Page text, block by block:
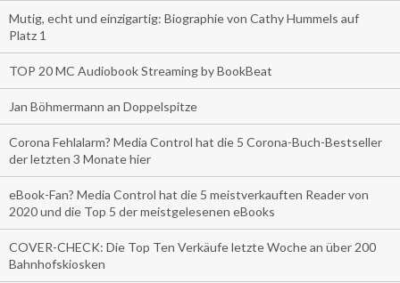
Mutig, echt und einzigartig: Biographie von Cathy Hummels auf
Platz 1
TOP 20 MC Audiobook Streaming by BookBeat
Jan Böhmermann an Doppelspitze
Corona Fehlalarm? Media Control hat die 5 Corona-Buch-Bestseller
der letzten 3 Monate hier
eBook-Fan? Media Control hat die 5 meistverkauften Reader von
2020 und die Top 5 der meistgelesenen eBooks
COVER-CHECK: Die Top Ten Verkäufe letzte Woche an über 200
Bahnhofskiosken